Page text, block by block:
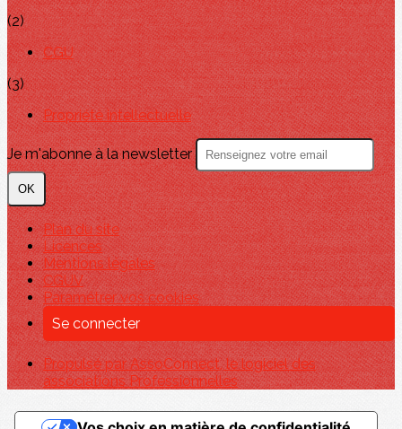
(2)
CGU
(3)
Propriété intellectuelle
Je m'abonne à la newsletter
OK
Plan du site
Licences
Mentions légales
CGUV
Paramétrer vos cookies
Se connecter
Propulsé par AssoConnect, le logiciel des
associations Professionnelles